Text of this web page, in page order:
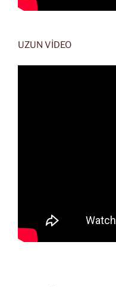
UZUN VİDEO